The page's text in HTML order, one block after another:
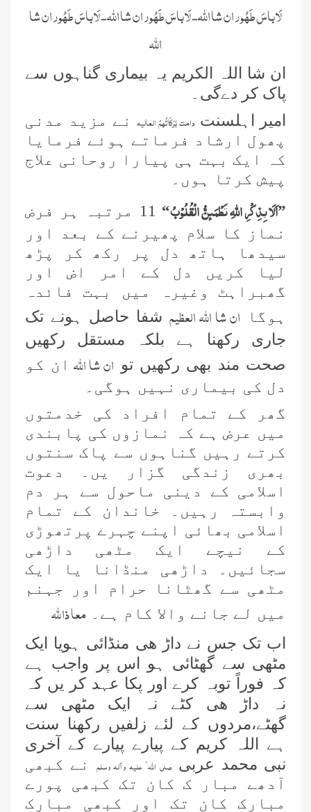
لَا باسَ طَھُور ان شا اللہ- لَا باسَ طَھُور ان شا اللہ- لَا باسَ طَھُور ان شا
اللہ
ان شا اللہ الکریم یہ بیماری گناہوں سے
پاک کر دےگی۔
امیر اہلسنتدامت بَرَکَاتُہمُ العالیہنے مزید مدنی
پھول ارشاد فرماتے ہوئے فرمایا
کہ ایک بہت ہی پیارا روحانی علاج
پیش کرتا ہوں۔
”اَلَا بِذِكْرِ اللّٰهِ تَطْمَىٕنُّ الْقُلُوْبُ“
11 مرتبہ ہر فرض
نماز کا سلام پھیرنے کے بعد اور
سیدھا ہاتھ دل پر رکھ کر پڑھ
لیا کریں دل کے امر اض اور
گھبراہٹ وغیرہ میں بہت فائدہ
ہوگا ان شا اللہ العظیم شفا حاصل ہونے تک
جاری رکھنا ہے بلکہ مستقل رکھیں
صحت مند بھی رکھیں تو ان شا اللہ ان کو
دل کی بیماری نہیں ہوگی۔
گھر کے تمام افراد کی خدمتوں
میں عرض ہے کہ نمازوں کی پابندی
کرتے رہیں گناہوں سے پاک سنتوں
بھری زندگی گزار یں۔ دعوت
اسلامی کے دینی ماحول سے ہر دم
وابستہ رہیں۔ خاندان کے تمام
اسلامی بھائی اپنے چہرے پرتھوڑی
کے نیچے ایک مٹھی داڑھی
سجائیں۔ داڑھی منڈانا یا ایک
مٹھی سے گھٹانا حرام اور جہنم
میں لے جانے والا کام ہے۔ معا ذا للہ
اب تک جس نے داڑ ھی منڈائی ہویا ایک
مٹھی سے گھٹائی ہو اس پر واجب ہے
کہ فوراً توبہ کرے اور پکا عہد کر یں کہ
نہ داڑ ھی کٹے نہ ایک مٹھی سے
گھٹے،مردوں کے لئے زلفیں رکھنا سنت
ہے اللہ کریم کے پیارے پیارے کے آخری
نبی محمد عربیصلی اللہ ٰ علیہ وآلہ وسلم نے کبھی
آدھے مبار ک کان تک کبھی پورے
مبارک کان تک اور کبھی مبارک